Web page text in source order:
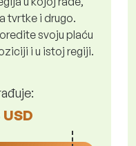
tvrtke i drugo.
svoju plaću
i u istoj regiji.
USD